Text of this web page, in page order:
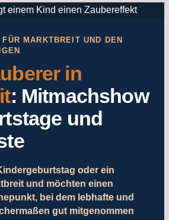
MARKTBREIT UND DEN
in
: Mitmachshow
und
oder ein
und möchten einen
bei dem lebhafte und
gut mitgenommen